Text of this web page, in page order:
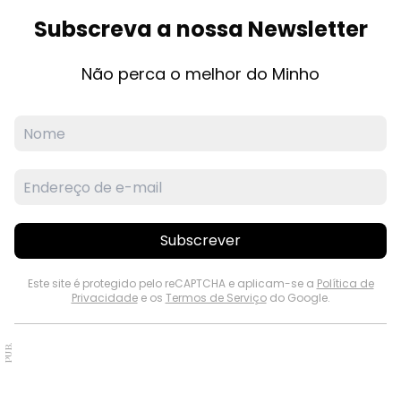
Subscreva a nossa Newsletter
Não perca o melhor do Minho
Subscrever
Este site é protegido pelo reCAPTCHA e aplicam-se a Política de
Privacidadee os Termos de Serviçodo Google.
PUB.